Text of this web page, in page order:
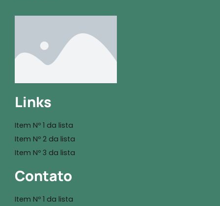
Links
Item Nº 1 da lista
Item Nº 2 da lista
Item Nº 3 da lista
Contato
Item Nº 1 da lista